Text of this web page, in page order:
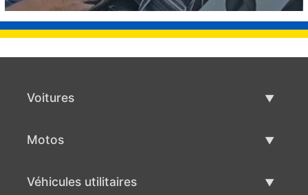
Voitures
Motos
Véhicules utilitaires